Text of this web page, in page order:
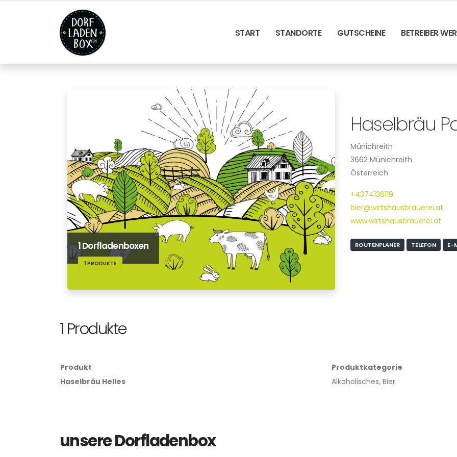
START STANDORTE GUTSCHEINE BETREIBER
1 Dorfladenboxen
1 PRODUKTE
Haselbräu
Münichreith
3662 Münichreith
Österreich
+4374136119
bier@wirtshausbrauerei.at
www.wirtshausbrauerei.at
ROUTENPLANER TELEFON E-
1 Produkte
Produkt
Produktkategorie
Haselbräu Helles
Alkoholisches, Bier
unsere Dorfladenbox